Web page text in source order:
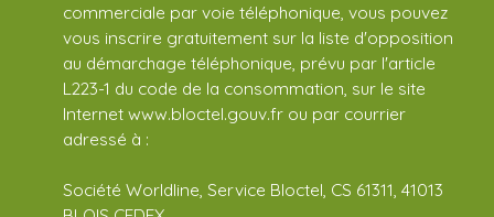
commerciale par voie téléphonique, vous pouvez
vous inscrire gratuitement sur la liste d'opposition
au démarchage téléphonique, prévu par l'article
L223-1 du code de la consommation, sur le site
Internet www.bloctel.gouv.fr ou par courrier
adressé à :
Société Worldline, Service Bloctel, CS 61311, 41013